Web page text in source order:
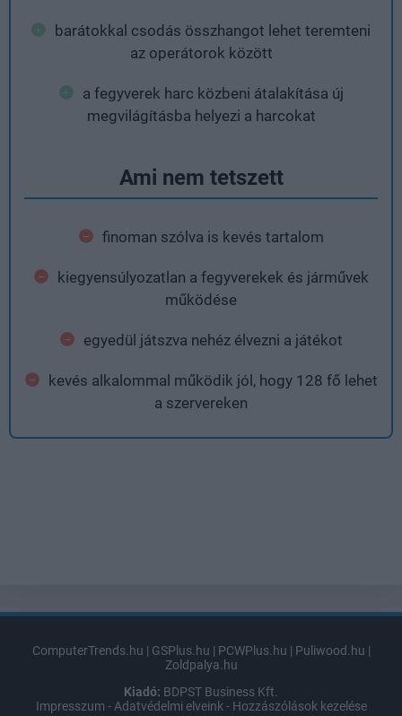
barátokkal csodás összhangot lehet teremteni
az operátorok között
a fegyverek harc közbeni átalakítása új
megvilágításba helyezi a harcokat
Ami nem tetszett
finoman szólva is kevés tartalom
kiegyensúlyozatlan a fegyverekek és járművek
működése
egyedül játszva nehéz élvezni a játékot
kevés alkalommal működik jól, hogy 128 fő lehet
a szervereken
ComputerTrends.hu | GSPlus.hu | PCWPlus.hu | Puliwood.hu |
Zoldpalya.hu
Kiadó: BDPST Business Kft.
Impresszum - Adatvédelmi elveink - Hozzászólások kezelése